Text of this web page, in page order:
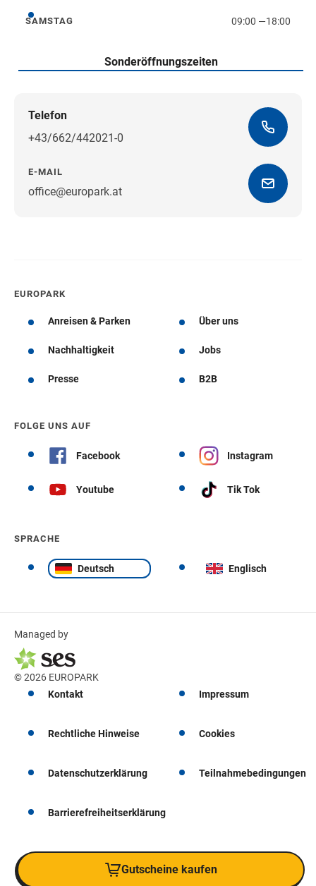
Samstag
SAMSTAG 09:00 —18:00
Sonderöffnungszeiten
Telefon
+43/662/442021-0
E-MAIL
office@europark.atWegbeschreibung erhalten
EUROPARK
Anreisen & Parken Über uns
Nachhaltigkeit Jobs
Presse B2B
FOLGE UNS AUF
Facebook Instagram
Youtube Tik Tok
SPRACHE
Deutsch Englisch
Managed by
© 2026 EUROPARK
Kontakt
Impressum
Rechtliche Hinweise Cookies
Datenschutzerklärung Teilnahmebedingungen
Barrierefreiheitserklärung
Gutscheine kaufen